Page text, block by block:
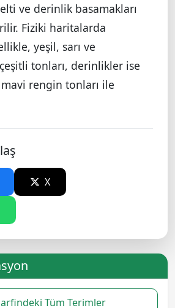
ve derinlik basamakları
Fiziki haritalarda
yeşil, sarı ve
tonları, derinlikler ise
rengin tonları ile
X
Tüm Terimler